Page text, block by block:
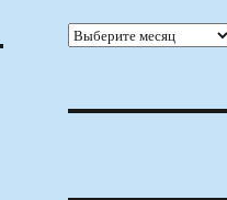
Архивы